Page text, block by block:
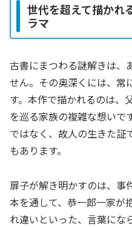
世代を超えて描かれ
ラマ
古書にまつわる謎解きは、
せん。その奥深くには、常
す。本作で描かれるのは、
を巡る家族の複雑な想いで
ではなく、故人の生きた証
もあります。
扉子が解き明かすのは、事
本を通して、恭一郎一家が
れ違いといった、言葉にな